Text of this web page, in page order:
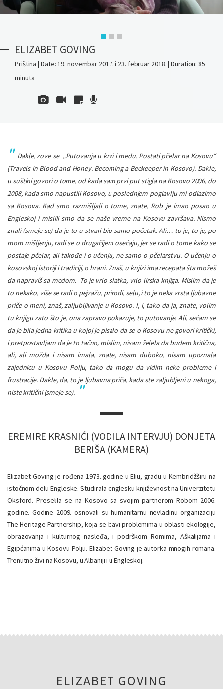
ELIZABET GOVING
Priština | Date: 19. novembar 2017. i 23. februar 2018. | Duration: 85
minuta
Dakle, zove se „Putovanja u krvi i medu. Postati pčelar na Kosovu“
(Travels in Blood and Honey. Becoming a Beekeeper in Kosovo). Dakle,
u suštini govori o tome, od kada sam prvi put stigla na Kosovo 2006, do
2008, kada smo napustili Kosovo, u poslednjem poglavlju mi odlazimo
sa Kosova. Kad smo razmišljali o tome, znate, Rob je imao posao u
Engleskoj i mislili smo da se naše vreme na Kosovu završava. Nismo
znali (smeje se) da je to u stvari bio samo početak. Ali… to je, to je, po
mom mišljenju, radi se o drugačijem osećaju, jer se radi o tome kako se
postaje pčelar, ali takođe i o učenju, ne samo o pčelarstvu. O učenju o
kosovskoj istoriji i tradiciji, o hrani. Znaš, u knjizi ima recepata šta možeš
da napraviš sa medom. To je vrlo slatka, vrlo lirska knjiga. Mislim da je
to nekako, više se radi o pejzažu, prirodi, selu, i to je neka vrsta ljubavne
priče o meni, znaš, zaljubljivanje u Kosovo. I, i, tako da ja, znate, volim
tu knjigu zato što je, ona zapravo pokazuje, to putovanje. Ali, sećam se
da je bila jedna kritika u kojoj je pisalo da se o Kosovu ne govori kritički,
i pretpostavljam da je to tačno, mislim, nisam želela da budem kritična,
ali, ali možda i nisam imala, znate, nisam duboko, nisam upoznala
zajednicu u Kosovu Polju, tako da mogu da vidim neke probleme i
frustracije. Dakle, da, to je ljubavna priča, kada ste zaljubljeni u nekoga,
niste kritični (smeje se).
EREMIRE KRASNIĆI (VODILA INTERVJU) DONJETA
BERIŠA (KAMERA)
Elizabet Goving je rođena 1973. godine u Eliu, gradu u Kembridžširu na
istočnom delu Engleske. Studirala englesku književnost na Univerzitetu
Oksford. Preselila se na Kosovo sa svojim partnerom Robom 2006.
godine. Godine 2009. osnovali su humanitarnu nevladinu organizaciju
The Heritage Partnership, koja se bavi problemima u oblasti ekologije,
obrazovanja i kulturnog nasleđa, i podrškom Romima, Aškalijama i
Egipćanima u Kosovu Polju. Elizabet Goving je autorka mnogih romana.
Trenutno živi na Kosovu, u Albaniji i u Engleskoj.
ELIZABET GOVING